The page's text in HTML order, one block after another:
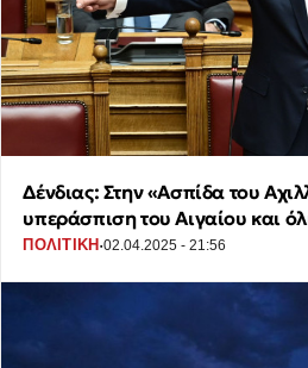
Δένδιας: Στην «Ασπίδα του
υπεράσπιση του Αιγαίου και
ΠΟΛΙΤΙΚΗ ·02.04.2025 - 21:56